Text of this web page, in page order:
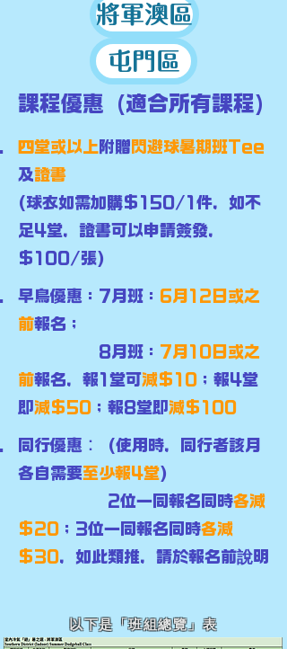
將軍澳區
屯門區
課程優惠 (適合所有課程)
四堂或以上 附贈 閃避球暑期班Tee
及證書
(球衣如需加購$150/1件，如不
足4堂，證書可以申請簽發，
$100/張)
早鳥優惠：7月班： 6月12日或之
前報名；
8月班： 7月10日或之
前報名，報1堂可減$10 ；報4堂
即減$50 ；報8堂即減$100
同行優惠︰ (使用時，同行者該月
各自需要至少報4堂)
2位一同報名同時各減
$20 ；3位一同報名同時各減
$30，如此類推，請於報名前說 明
以下是「班組總覽」表